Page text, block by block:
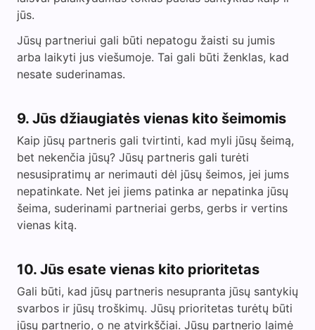
jūs.
Jūsų partneriui gali būti nepatogu žaisti su jumis
arba laikyti jus viešumoje. Tai gali būti ženklas, kad
nesate suderinamas.
9. Jūs džiaugiatės vienas kito šeimomis
Kaip jūsų partneris gali tvirtinti, kad myli jūsų šeimą,
bet nekenčia jūsų? Jūsų partneris gali turėti
nesusipratimų ar nerimauti dėl jūsų šeimos, jei jums
nepatinkate. Net jei jiems patinka ar nepatinka jūsų
šeima, suderinami partneriai gerbs, gerbs ir vertins
vienas kitą.
10. Jūs esate vienas kito prioritetas
Gali būti, kad jūsų partneris nesupranta jūsų santykių
svarbos ir jūsų troškimų. Jūsų prioritetas turėtų būti
jūsų partnerio, o ne atvirkščiai. Jūsų partnerio laimė